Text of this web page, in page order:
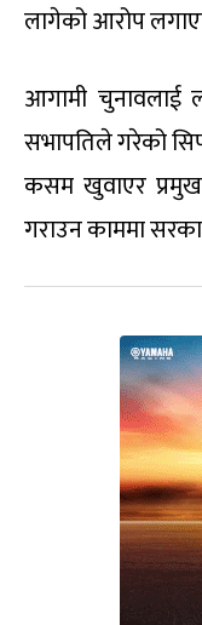
लागेको आरोप
आगामी चुनावलाई
सभापतिले गरेको
कसम खुवाएर
गराउन काममा